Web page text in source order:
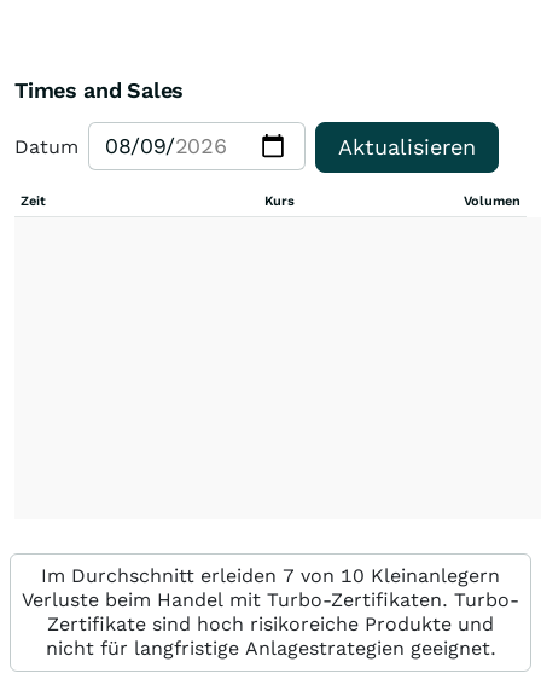
Times and Sales
Datum Aktualisieren
Zeit Kurs Volumen
Im Durchschnitt erleiden 7 von 10 Kleinanlegern
Verluste beim Handel mit Turbo-Zertifikaten. Turbo-
Zertifikate sind hoch risikoreiche Produkte und
nicht für langfristige Anlagestrategien geeignet.